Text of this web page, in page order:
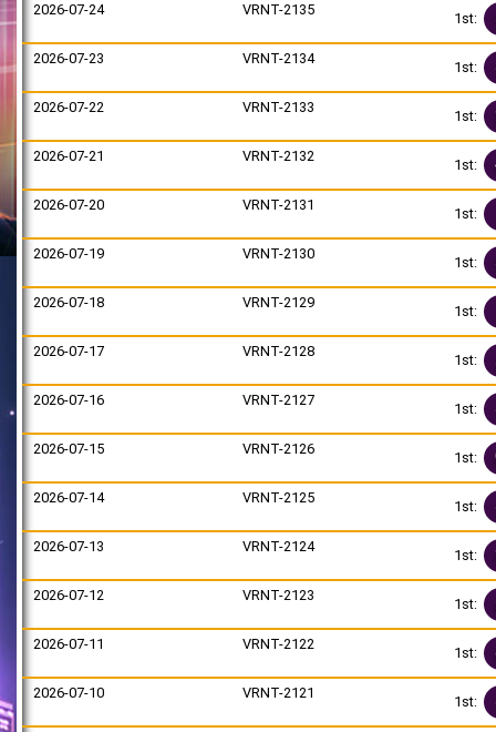
2026-07-24 VRNT-2135
1st:
2026-07-23 VRNT-2134
1st:
2026-07-22 VRNT-2133
1st:
2026-07-21 VRNT-2132
1st:
2026-07-20 VRNT-2131
1st:
2026-07-19 VRNT-2130
1st:
2026-07-18 VRNT-2129
1st:
2026-07-17 VRNT-2128
1st:
2026-07-16 VRNT-2127
1st:
2026-07-15 VRNT-2126
1st:
2026-07-14 VRNT-2125
1st:
2026-07-13 VRNT-2124
1st:
2026-07-12 VRNT-2123
1st:
2026-07-11 VRNT-2122
1st:
2026-07-10 VRNT-2121
1st: